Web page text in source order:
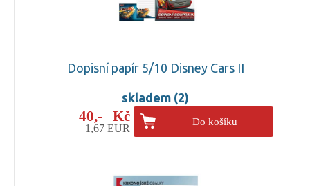
Dopisní papír 5/10 Disney Cars II
skladem (2)
40,- Kč
1,67 EUR
Do košíku